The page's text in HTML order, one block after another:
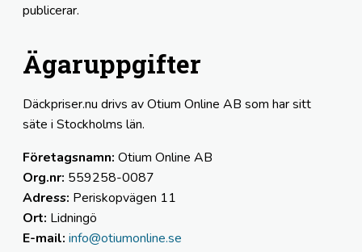
publicerar.
Ägaruppgifter
Däckpriser.nu drivs av Otium Online AB som har sitt
säte i Stockholms län.
Företagsnamn: Otium Online AB
Org.nr: 559258-0087
Adress: Periskopvägen 11
Ort: Lidningö
E-mail: info@otiumonline.se